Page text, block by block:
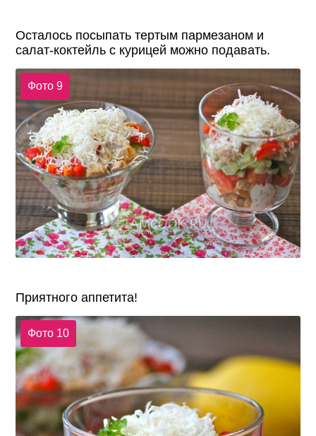
Осталось посыпать тертым пармезаном и
салат-коктейль с курицей можно подавать.
Фото 9
Приятного аппетита!
Фото 10